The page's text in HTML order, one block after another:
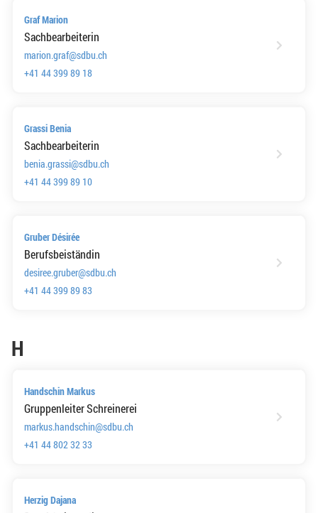
Graf Marion
Sachbearbeiterin
marion.graf@sdbu.ch
+41 44 399 89 18
Grassi Benia
Sachbearbeiterin
benia.grassi@sdbu.ch
+41 44 399 89 10
Gruber Désirée
Berufsbeiständin
desiree.gruber@sdbu.ch
+41 44 399 89 83
H
Handschin Markus
Gruppenleiter Schreinerei
markus.handschin@sdbu.ch
+41 44 802 32 33
Herzig Dajana